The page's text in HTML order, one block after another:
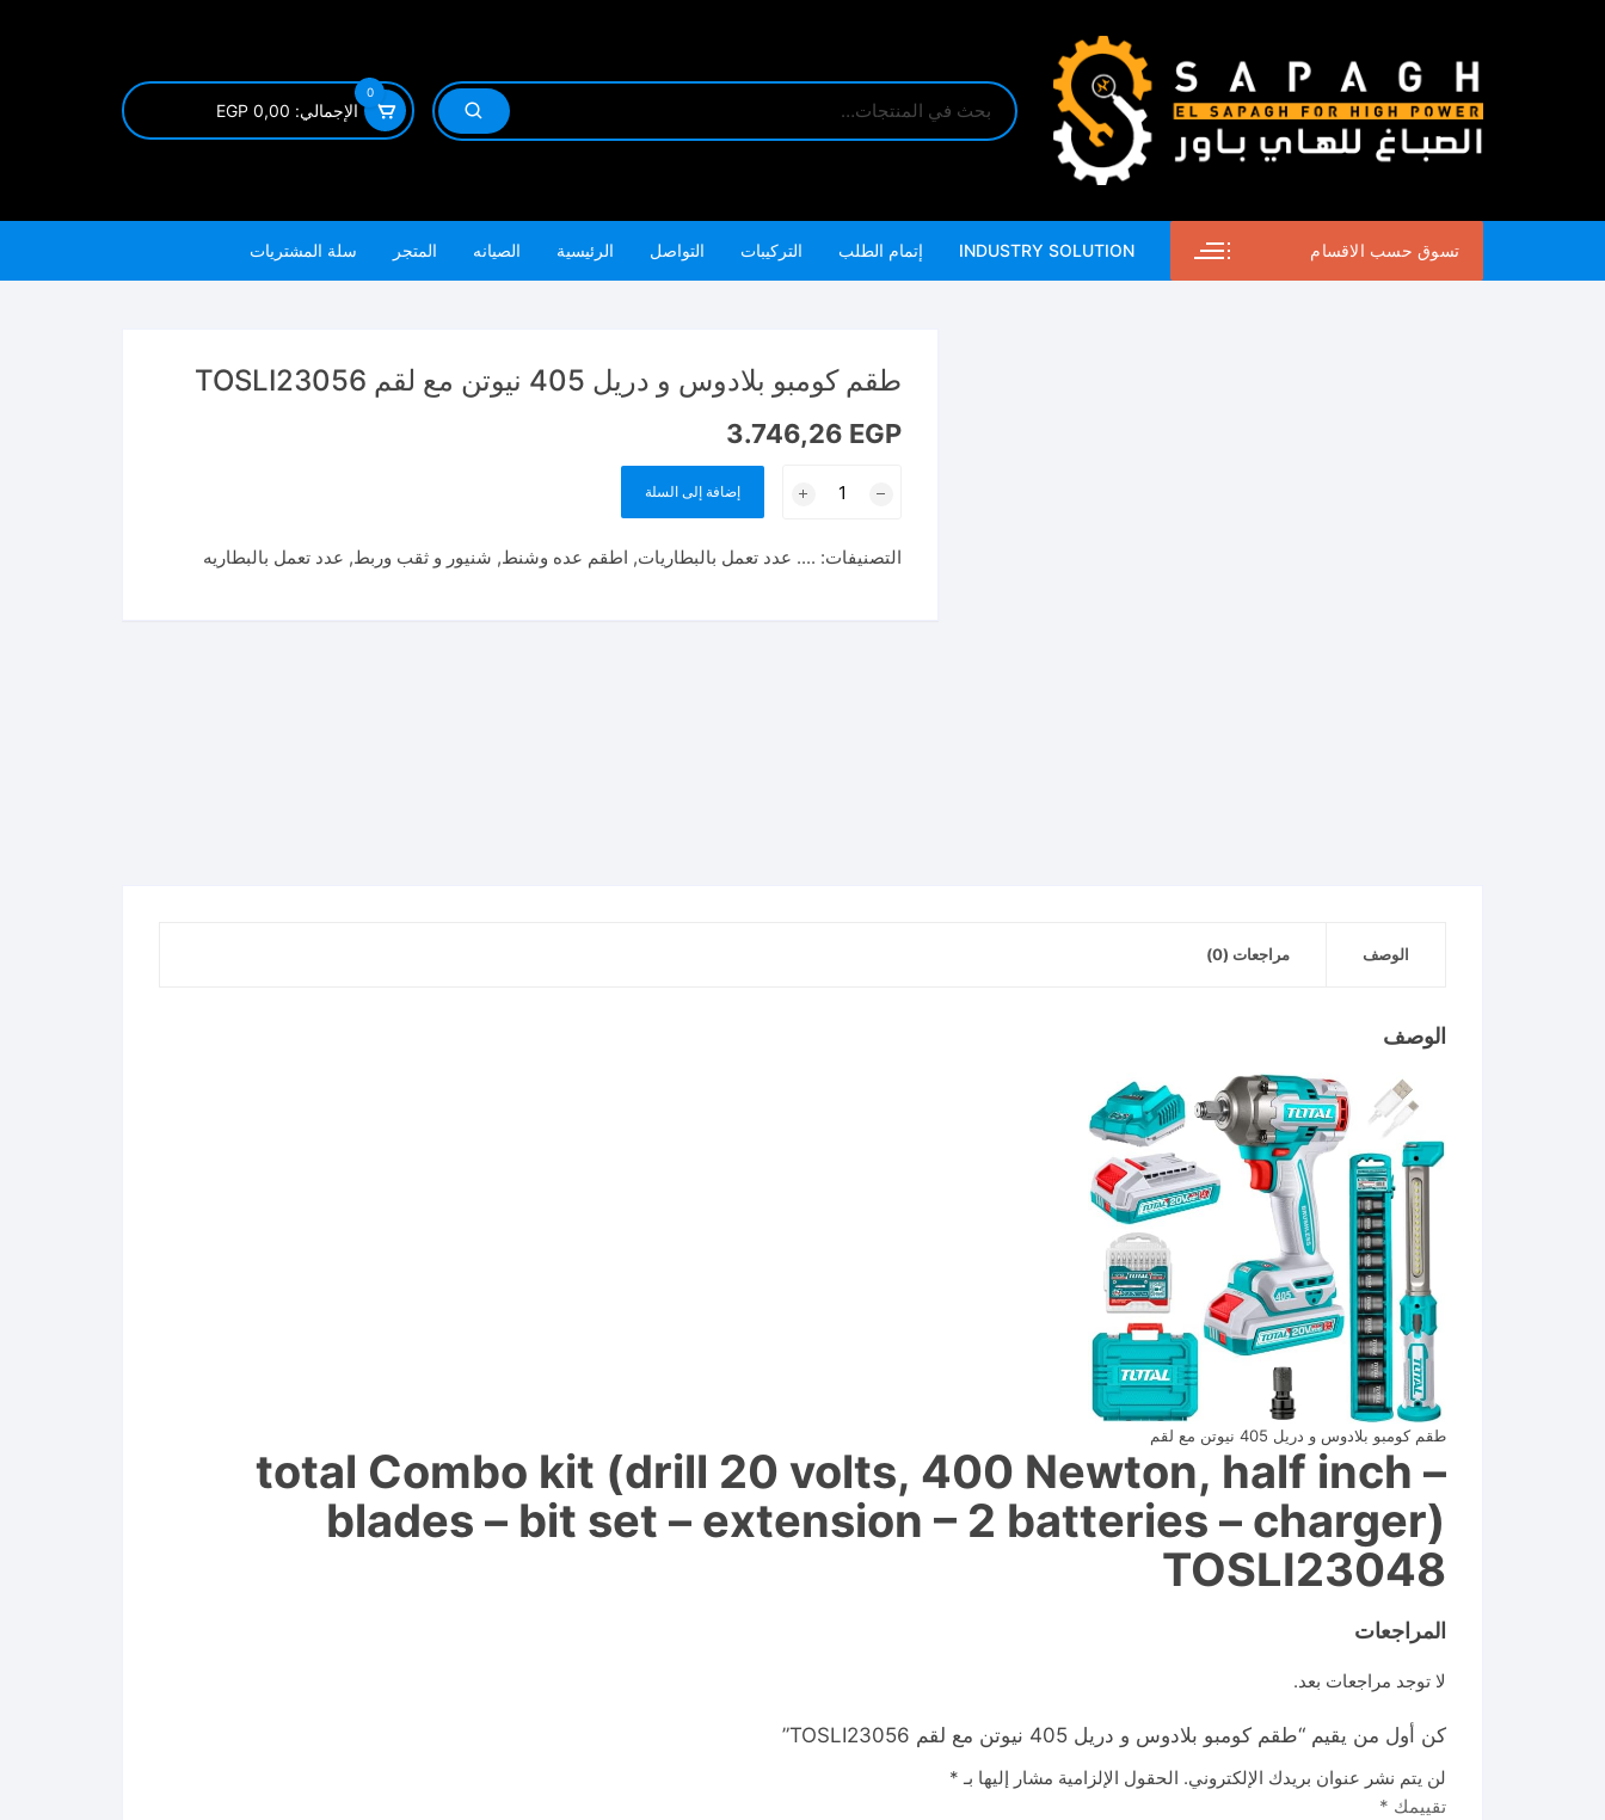
0
الإجمالي: 0,00
EGP
تسوق حسب الاقسام INDUSTRY SOLUTION إتمام الطلب التركيبات التواصل الرئيسية الصيانه المتجر سلة المشتريات
طقم كومبو بلادوس و دريل 405 نيوتن مع لقم TOSLI23056
3.746,26 EGP
بلادوس
إضافة إلى السلة
التصنيفات: .... عدد تعمل بالبطاريات, اطقم عده وشنط, شنيور و ثقب وربط, عدد تعمل بالبطاريه
الوصف مراجعات (0)
الوصف
طقم كومبو بلادوس و دريل 405 نيوتن مع لقم
total Combo kit (drill 20 volts, 400 Newton, half inch –
blades – bit set – extension – 2 batteries – charger)
TOSLI23048
المراجعات
لا توجد مراجعات بعد.
كن أول من يقيم “طقم كومبو بلادوس و دريل 405 نيوتن مع لقم TOSLI23056”
لن يتم نشر عنوان بريدك الإلكتروني. الحقول الإلزامية مشار إليها بـ *
تقييمك *